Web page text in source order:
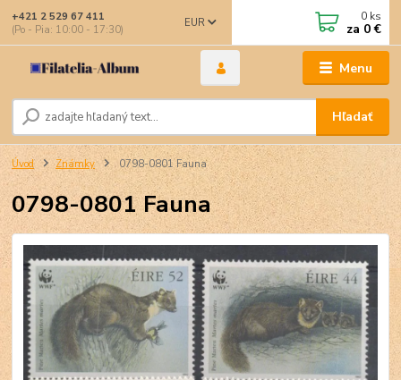
Menu
EUR
Hľadať
+421 2 529 67 411
(Po - Pia: 10:00 - 17:30)
0 ks
za 0 €
Úvod Známky 0798-0801 Fauna
0798-0801 Fauna